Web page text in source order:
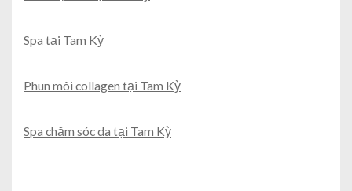
Spa tại Tam Kỳ
Phun môi collagen tại Tam Kỳ
Spa chăm sóc da tại Tam Kỳ